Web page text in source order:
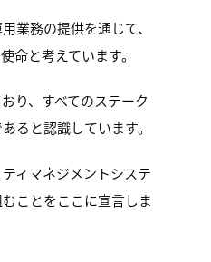
業務の提供を通じて、
命と考えています。
り、すべてのステーク
ると認識しています。
ィマネジメントシステ
ことをここに宣言しま